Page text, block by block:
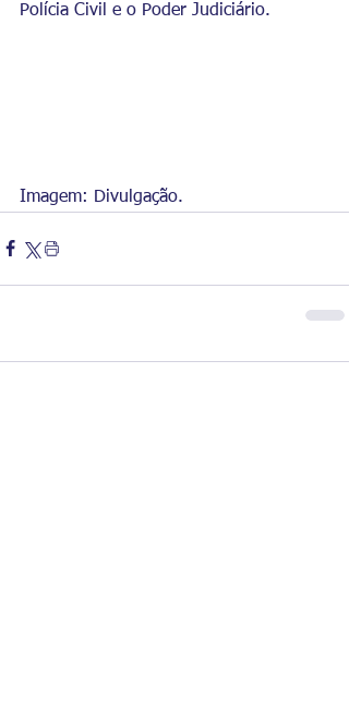
Polícia Civil e o Poder Judiciário.
Imagem: Divulgação.